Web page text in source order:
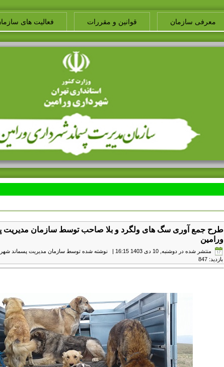
معرفی سازمان قوانین و مقررات فعالیت های
طرح جمع آوری سگ های ولگرد و بلا صاحب توسط سازمان مدیریت
ورامین
منتشر شده در دوشنبه, 10 دی 1403 16:15 | نوشته شده توسط سازمان مدیریت پسماند
بازدید: 847